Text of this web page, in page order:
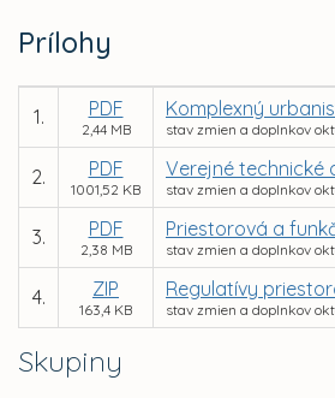
Skupiny
Prílohy
1. PDF
2,44 MB
Komplexný
stav zmien a doplnkov
2. PDF
1001,52 KB
Verejné technické
stav zmien a doplnkov
3. PDF
2,38 MB
Priestorová a
stav zmien a doplnkov
4. ZIP
163,4 KB
Regulatívy
stav zmien a doplnkov